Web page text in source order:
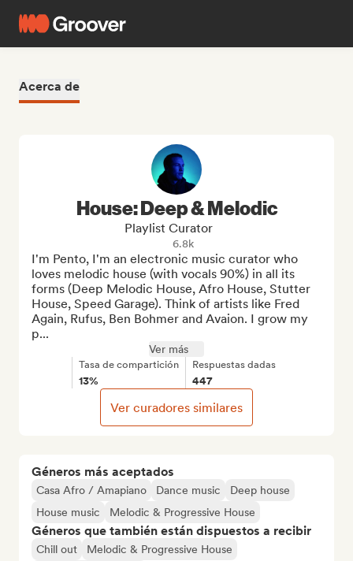
Acerca de
Géneros más aceptados
Casa Afro / Amapiano Dance music
Deep house
House music
Melodic & Progressive House
Géneros que también están dispuestos a recibir
Chill out
Melodic & Progressive House
House: Deep & Melodic
Playlist Curator
6.8k
I'm Pento, I'm an electronic music curator who
loves melodic house (with vocals 90%) in all its
forms (Deep Melodic House, Afro House, Stutter
House, Speed Garage). Think of artists like Fred
Again, Rufus, Ben Bohmer and Avaion. I grow my
p...
Ver más
Tasa de compartición
13%
Respuestas dadas
447
Ver curadores similares